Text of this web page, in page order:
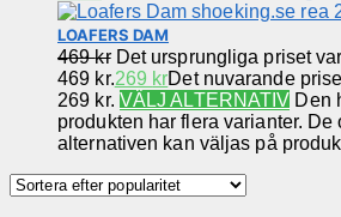
LOAFERS DAM
469kr Det ursprungliga priset
469 kr.269 krDet nuvarande
269 kr. VÄLJ ALTERNATIV Den
produkten har flera varianter. De
alternativen kan väljas på